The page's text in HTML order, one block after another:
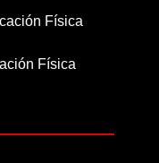
Física